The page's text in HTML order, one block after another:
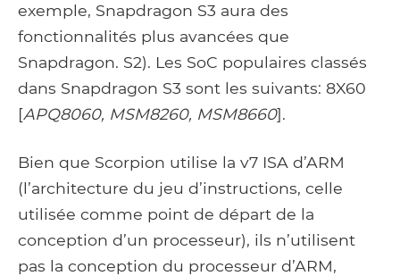
exemple, Snapdragon S3 aura des
fonctionnalités plus avancées que
Snapdragon. S2). Les SoC populaires classés
dans Snapdragon S3 sont les suivants: 8X60
[APQ8060, MSM8260, MSM8660].
Bien que Scorpion utilise la v7 ISA d’ARM
(l’architecture du jeu d’instructions, celle
utilisée comme point de départ de la
conception d’un processeur), ils n’utilisent
pas la conception du processeur d’ARM,